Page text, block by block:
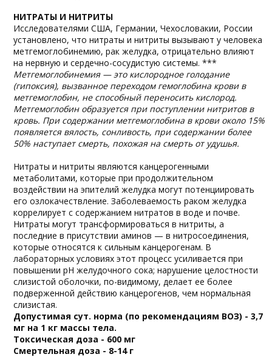
НИТРАТЫ И НИТРИТЫ
Исследователями США, Германии, Чехословакии, России
установлено, что нитраты и нитриты вызывают у человека
метгемоглобинемию, рак желудка, отрицательно влияют
на нервную и сердечно-сосудистую системы. ***
Метгемоглобинемия — это кислородное голодание
(гипоксия), вызванное переходом гемоглобина крови в
метгемоглобин, не способный переносить кислород.
Метгемоглобин образуется при поступлении нитритов в
кровь. При содержании метгемоглобина в крови около 15%
появляется вялость, сонливость, при содержании более
50% наступает смерть, похожая на смерть от удушья.
Нитраты и нитриты являются канцерогенными
метаболитами, которые при продолжительном
воздействии на эпителий желудка могут потенциировать
его озлокачествление. Заболеваемость раком желудка
коррелирует с содержанием нитратов в воде и почве.
Нитраты могут трансформироваться в нитриты, а
последние в присутствии аминов — в нитросоединения,
которые относятся к сильным канцерогенам. В
лабораторных условиях этот процесс усиливается при
повышении рН желудочного сока; нарушение целостности
слизистой оболочки, по-видимому, делает ее более
подверженной действию канцерогенов, чем нормальная
слизистая.
Допустимая сут. норма (по рекомендациям ВОЗ) - 3,7
мг на 1 кг массы тела.
Токсическая доза - 600 мг
Смертельная доза - 8-14 г